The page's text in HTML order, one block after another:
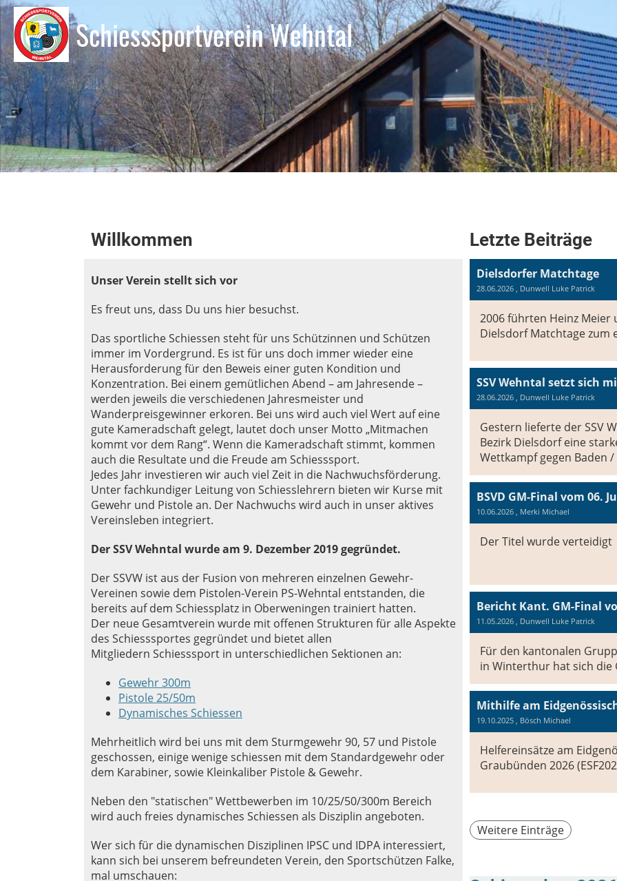
Schiesssportverein Wehntal
Willkommen
Unser Verein stellt sich vor
Es freut uns, dass Du uns hier besuchst.
Das sportliche Schiessen steht für uns Schützinnen und Schützen
immer im Vordergrund. Es ist für uns doch immer wieder eine
Herausforderung für den Beweis einer guten Kondition und
Konzentration. Bei einem gemütlichen Abend – am Jahresende –
werden jeweils die verschiedenen Jahresmeister und
Wanderpreisgewinner erkoren. Bei uns wird auch viel Wert auf eine
gute Kameradschaft gelegt, lautet doch unser Motto „Mitmachen
kommt vor dem Rang“. Wenn die Kameradschaft stimmt, kommen
auch die Resultate und die Freude am Schiesssport.
Jedes Jahr investieren wir auch viel Zeit in die Nachwuchsförderung.
Unter fachkundiger Leitung von Schiesslehrern bieten wir Kurse mit
Gewehr und Pistole an. Der Nachwuchs wird auch in unser aktives
Vereinsleben integriert.
Der SSV Wehntal wurde am 9. Dezember 2019 gegründet.
Der SSVW ist aus der Fusion von mehreren einzelnen Gewehr-
Vereinen sowie dem Pistolen-Verein PS-Wehntal entstanden, die
bereits auf dem Schiessplatz in Oberweningen trainiert hatten.
Der neue Gesamtverein wurde mit offenen Strukturen für alle Aspekte
des Schiesssportes gegründet und bietet allen
Mitgliedern Schiesssport in unterschiedlichen Sektionen an:
Gewehr 300m
Pistole 25/50m
Dynamisches Schiessen
Mehrheitlich wird bei uns mit dem Sturmgewehr 90, 57 und Pistole
geschossen, einige wenige schiessen mit dem Standardgewehr oder
dem Karabiner, sowie Kleinkaliber Pistole & Gewehr.
Neben den "statischen" Wettbewerben im 10/25/50/300m Bereich
wird auch freies dynamisches Schiessen als Disziplin angeboten.
Wer sich für die dynamischen Disziplinen IPSC und IDPA interessiert,
kann sich bei unserem befreundeten Verein, den Sportschützen Falke,
mal umschauen:
Letzte Beiträge
Dielsdorfer Matchtage
28.06.2026, Dunwell Luke Patrick
2006 führten Heinz Meier
Dielsdorf Matchtage zum
28.06.2026, Dunwell Luke Patrick
Gestern lieferte der SSV
Bezirk Dielsdorf eine
Wettkampf gegen Baden
BSVD GM-Final vom 06.
10.06.2026, Merki Michael
Der Titel wurde verteidigt
Bericht Kant. GM-Final
11.05.2026, Dunwell Luke Patrick
Für den kantonalen
in Winterthur hat sich die
19.10.2025, Bösch Michael
Helfereinsätze am
Graubünden 2026
Weitere Einträge